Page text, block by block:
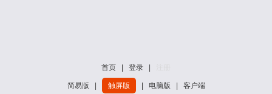
首页 登录
简易版 触屏版 电脑版
客户端